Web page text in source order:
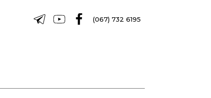
(067) 732 6195